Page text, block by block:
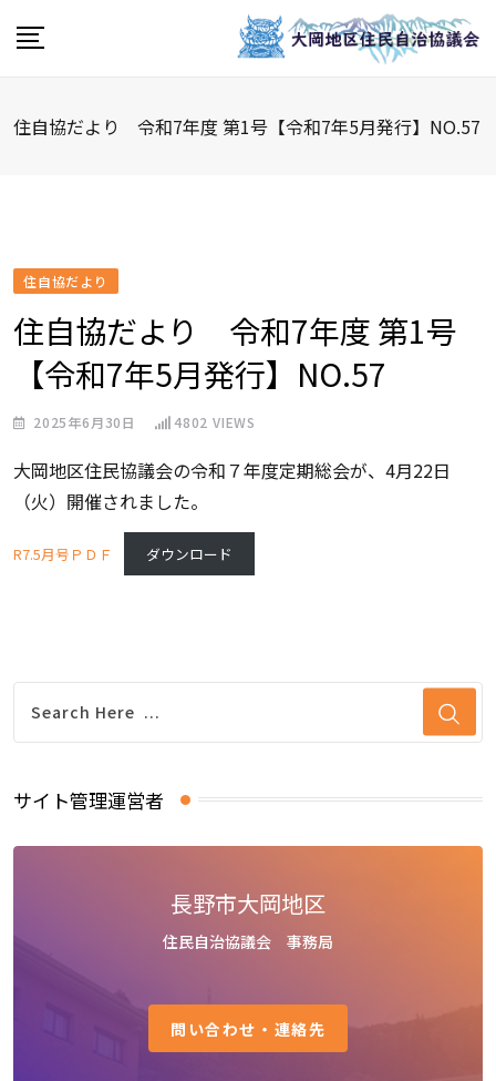
to
住自協だより 令和7年度 第1号【令和7年5月発行】NO.57
住自協だより
住自協だより 令和7年度 第1号
【令和7年5月発行】NO.57
2025年6月30日 4802 VIEWS
大岡地区住民協議会の令和７年度定期総会が、4月22日
（火）開催されました。
R7.5月号ＰＤＦ ダウンロード
サイト管理運営者
長野市大岡地区
住民自治協議会 事務局
問い合わせ・連絡先